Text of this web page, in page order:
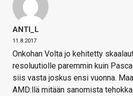
ANTI_L
11.8.2017
Onkohan Volta jo kehitetty
resoluutiolle paremmin kuin
siis vasta joskus ensi vuonna.
AMD:llä mitään sanomista